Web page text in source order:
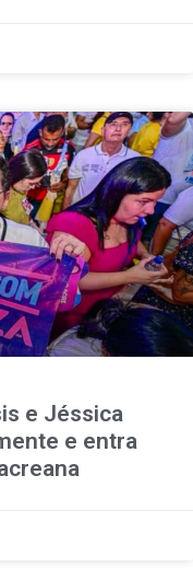
e Jéssica
e entra